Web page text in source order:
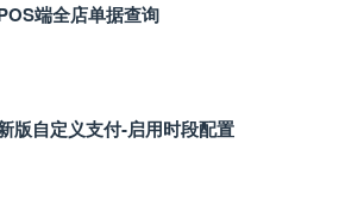
端全店单据查询
版自定义支付‑启用时段配置